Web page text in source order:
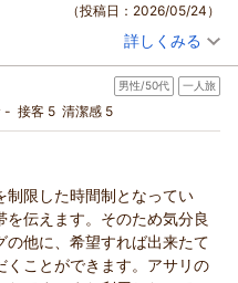
だき、スタッフ一同励みに
快適にお過ごしいただけた
ります。
（投稿日：2026/05/24）
ムツイン 朝のみ
あたり/税込)
いご感想をお寄せいただき
してご満足いただけたとの
詳しくみる
男性/50代 一人旅
- 接客 5 清潔感 5
制限した時間制となってい
伝えます。そのため気分良
の他に、希望すれば出来たて
くことができます。アサリの